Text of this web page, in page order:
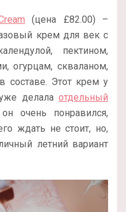
(цена £82.00) –
крем для век с
пектином,
огурцам, скваланом,
составе. Этот крем у
делала отдельный
очень понравился,
ждать не стоит, но,
летний вариант